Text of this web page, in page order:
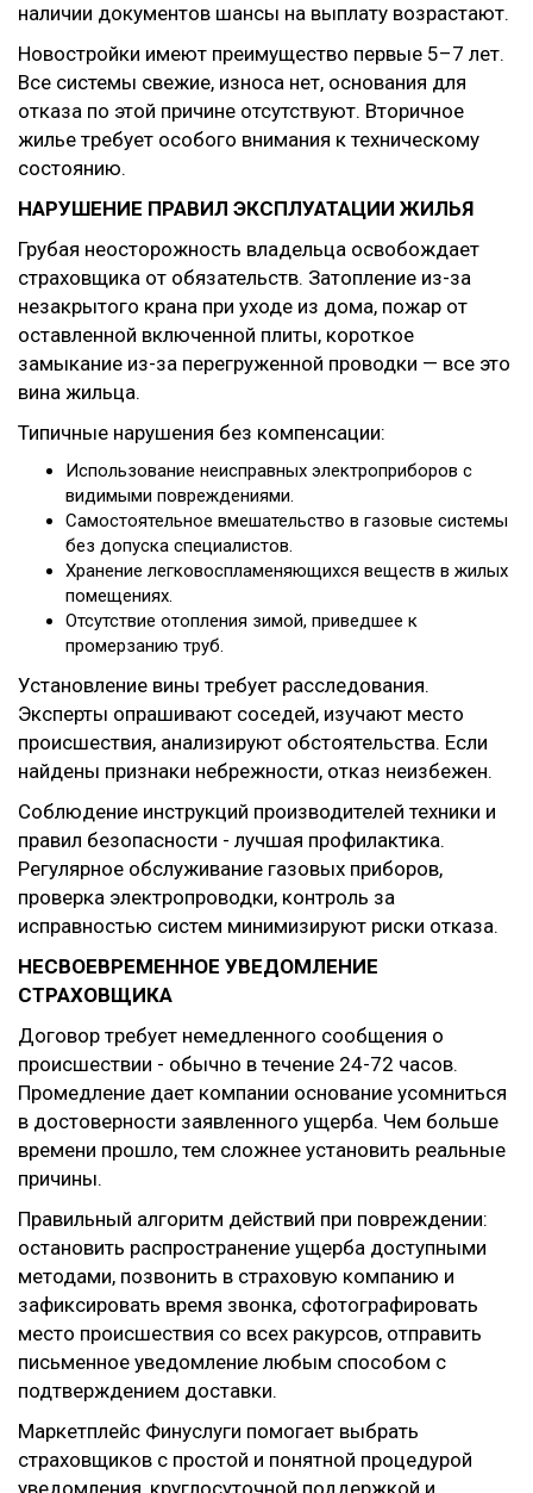
наличии документов шансы на выплату возрастают.
Новостройки имеют преимущество первые 5–7 лет.
Все системы свежие, износа нет, основания для
отказа по этой причине отсутствуют. Вторичное
жилье требует особого внимания к техническому
состоянию.
НАРУШЕНИЕ ПРАВИЛ ЭКСПЛУАТАЦИИ ЖИЛЬЯ
Грубая неосторожность владельца освобождает
страховщика от обязательств. Затопление из-за
незакрытого крана при уходе из дома, пожар от
оставленной включенной плиты, короткое
замыкание из-за перегруженной проводки — все это
вина жильца.
Типичные нарушения без компенсации:
Использование неисправных электроприборов с
видимыми повреждениями.
Самостоятельное вмешательство в газовые системы
без допуска специалистов.
Хранение легковоспламеняющихся веществ в жилых
помещениях.
Отсутствие отопления зимой, приведшее к
промерзанию труб.
Установление вины требует расследования.
Эксперты опрашивают соседей, изучают место
происшествия, анализируют обстоятельства. Если
найдены признаки небрежности, отказ неизбежен.
Соблюдение инструкций производителей техники и
правил безопасности - лучшая профилактика.
Регулярное обслуживание газовых приборов,
проверка электропроводки, контроль за
исправностью систем минимизируют риски отказа.
НЕСВОЕВРЕМЕННОЕ УВЕДОМЛЕНИЕ
СТРАХОВЩИКА
Договор требует немедленного сообщения о
происшествии - обычно в течение 24-72 часов.
Промедление дает компании основание усомниться
в достоверности заявленного ущерба. Чем больше
времени прошло, тем сложнее установить реальные
причины.
Правильный алгоритм действий при повреждении:
остановить распространение ущерба доступными
методами, позвонить в страховую компанию и
зафиксировать время звонка, сфотографировать
место происшествия со всех ракурсов, отправить
письменное уведомление любым способом с
подтверждением доставки.
Маркетплейс Финуслуги помогает выбрать
страховщиков с простой и понятной процедурой